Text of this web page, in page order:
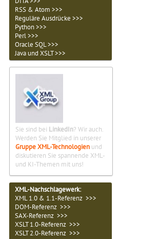
RSS & Atom >>>
Reguläre Ausdrücke >>>
Python >>>
Perl >>>
Oracle SQL >>>
Java und XSLT >>>
Sie sind bei LinkedIn? Wir auch.
Werden Sie Mitglied in unserer
Gruppe XML-Technologien und
diskutieren Sie spannende XML-
und KI-Themen mit uns!
XML-Nachschlagewerk:
XML 1.0 & 1.1-Referenz >>>
DOM-Referenz >>>
SAX-Referenz >>>
XSLT 1.0-Referenz >>>
XSLT 2.0-Referenz >>>